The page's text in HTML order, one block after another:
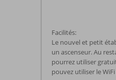
Facilités:
Le nouvel et petit
un ascenseur. Au
pourrez utiliser
pouvez utiliser le